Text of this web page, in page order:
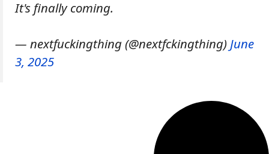
It's finally coming.
— nextfuckingthing (@nextfckingthing) June
3, 2025